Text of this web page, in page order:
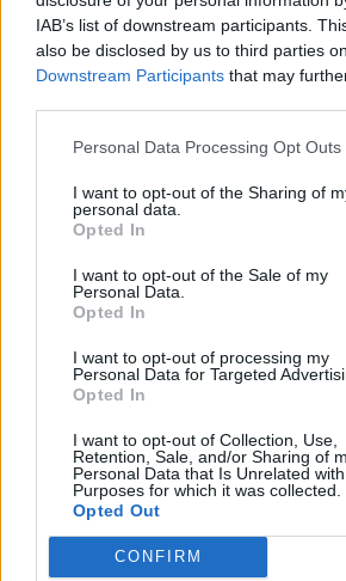
IAB’s list of downstream participants.
also be disclosed by us to third parties
Downstream Participants that may
Personal Data Processing Opt Outs
I want to opt-out of the Sharing of
personal data.
Opted In
I want to opt-out of the Sale of my
Personal Data.
Opted In
I want to opt-out of processing my
Personal Data for Targeted
Opted In
I want to opt-out of Collection, Use,
Retention, Sale, and/or Sharing of
Personal Data that Is Unrelated
Purposes for which it was collected.
Opted Out
CONFIRM
μονάδες στα νοσοκομεία
Αθήνας και Θεαγένειο στη
Φωτογραφία: Eurokinissi
Facebook
Twitter
Tags:ΜΟΝΑΔΑ ΗΜΕΡΗΣΙΑΣ
ΚΟΥΡΚΟΥΛΟΣ